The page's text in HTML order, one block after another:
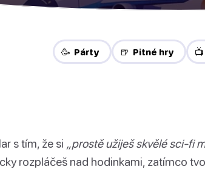
🥳 Párty 🍺 Pitné hry
s tím, že si „prostě užiješ skvělé sci-fi
rozpláčeš nad hodinkami, zatímco